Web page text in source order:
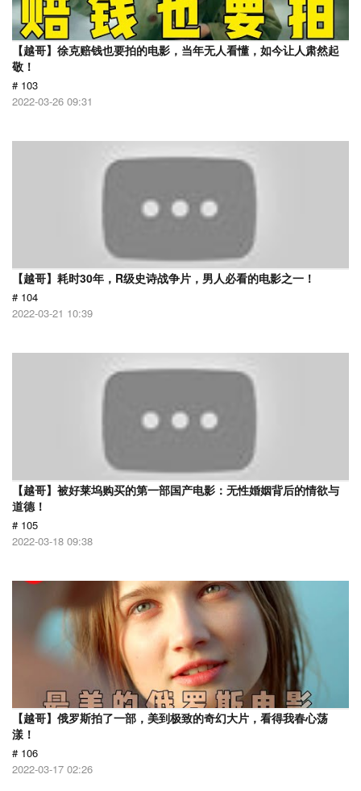
【越哥】徐克赔钱也要拍的电影，当年无人看懂，如今让人肃然起
敬！
# 103
2022-03-26 09:31
【越哥】耗时30年，R级史诗战争片，男人必看的电影之一！
# 104
2022-03-21 10:39
【越哥】被好莱坞购买的第一部国产电影：无性婚姻背后的情欲与
道德！
# 105
2022-03-18 09:38
【越哥】俄罗斯拍了一部，美到极致的奇幻大片，看得我春心荡
漾！
# 106
2022-03-17 02:26